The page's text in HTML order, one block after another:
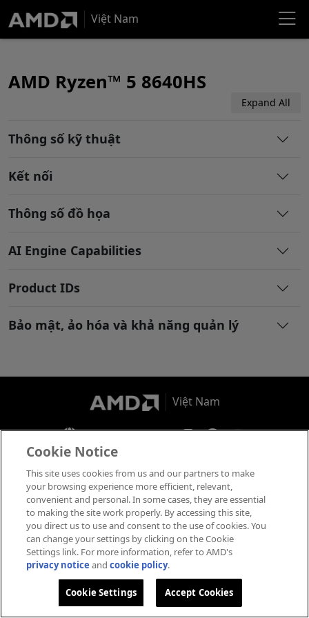
Việt Nam
AMD Ryzen™ 5 8640HS
Expand All
Thông số kỹ thuật
Kết nối
Thông số đồ họa
AI Engine Capabilities
Product IDs
Bảo mật, ảo hóa và khả năng quản lý
Việt Nam
amdvietnam.com
Chính Sách Cookies
Bảo Mật Thông Tin Cá Nhân
Điều Khoản Sử Dụng / Bản Quyền
Cookie Settings
Copyright ©2026AMD Việt Nam
Cookie Notice
This site uses cookies from us and our partners to make
your browsing experience more efficient, relevant,
convenient and personal. In some cases, they are essential
to making the site work properly. By accessing this site,
you direct us to use and consent to the use of cookies. You
can change your settings by clicking on the Cookie
Settings link. For more information, refer to AMD's
privacy notice andcookie policy.
Cookie Settings Accept Cookies